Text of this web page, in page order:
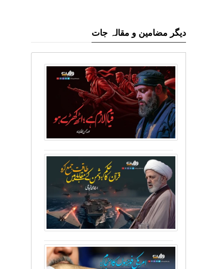
دیگر مضامین و مقالہ جات